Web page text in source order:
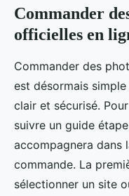
Commander
officielles en
Commander des
est désormais
clair et sécurisé.
suivre un guide
accompagnera dans
commande. La
sélectionner un site